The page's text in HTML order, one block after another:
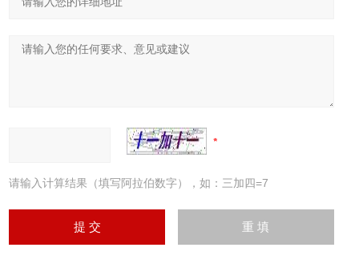
请输入计算结果（填写阿拉伯数字），如：三加四=7